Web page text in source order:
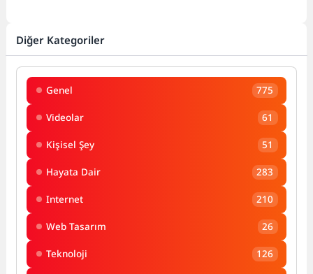
Diğer Kategoriler
Genel 775
Videolar 61
Kişisel Şey 51
Hayata Dair 283
Internet 210
Web Tasarım 26
Teknoloji 126